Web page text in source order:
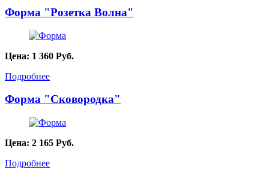
Форма "Розетка Волна"
Цена: 1 360 Руб.
Подробнее
Форма "Сковородка"
Цена: 2 165 Руб.
Подробнее